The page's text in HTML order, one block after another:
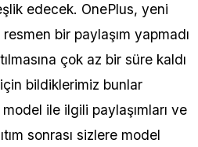
edecek. OnePlus, yeni
bir paylaşım yapmadı
çok az bir süre kaldı
için bildiklerimiz bunlar
ile ilgili paylaşımları ve
sonrası sizlere model